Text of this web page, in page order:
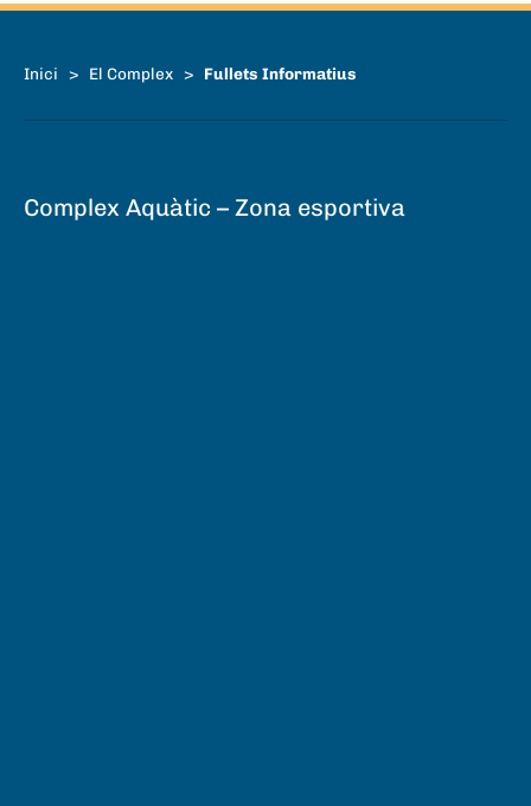
Inici > El Complex > Fullets Informatius
Complex Aquàtic – Zona esportiva